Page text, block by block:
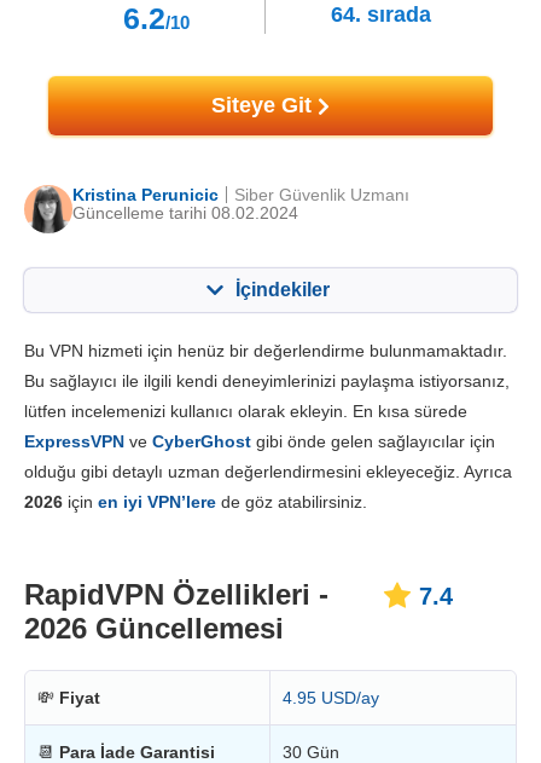
6.2/10
64. sırada
Siteye Git
Kristina Perunicic
Güncelleme tarihi 08.02.2024
Siber Güvenlik Uzmanı
İçindekiler
Önemli Özellikler 7.4
Kurulum ve Uygulamalar 8.0
Güvenilirlik & Destek 5.7
Bu VPN hizmeti için henüz bir değerlendirme bulunmamaktadır.
Bu sağlayıcı ile ilgili kendi deneyimlerinizi paylaşma istiyorsanız,
lütfen incelemenizi kullanıcı olarak ekleyin. En kısa sürede
ExpressVPN ve CyberGhost gibi önde gelen sağlayıcılar için
olduğu gibi detaylı uzman değerlendirmesini ekleyeceğiz. Ayrıca
2026 için en iyi VPN’lere de göz atabilirsiniz.
RapidVPN Özellikleri -
2026 Güncellemesi
7.4
💸 Fiyat 4.95 USD/ay
📆 Para İade Garantisi 30 Gün